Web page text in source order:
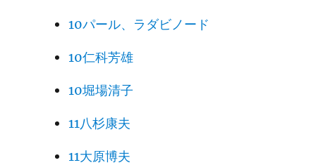
10パール、ラダビノード
10仁科芳雄
10堀場清子
11八杉康夫
11大原博夫